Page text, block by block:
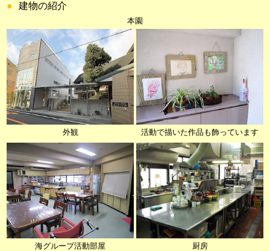
● 建物の紹介
本園
外観 活動で描いた作品も飾っています
海グループ活動部屋 厨房